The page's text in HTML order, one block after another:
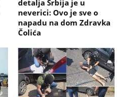
detalja Srbija je u
neverici: Ovo je sve o
napadu na dom Zdravka
Čolića